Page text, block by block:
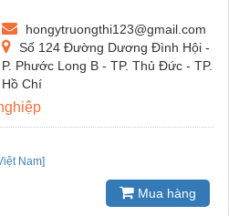
hongytruongthi123@gmail.com
Số 124 Đường Dương Đình Hội -
P. Phước Long B - TP. Thủ Đức - TP.
Hồ Chí
Nam]
Mua hàng